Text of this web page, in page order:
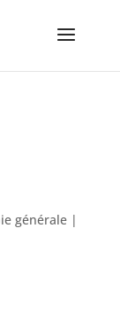
générale|